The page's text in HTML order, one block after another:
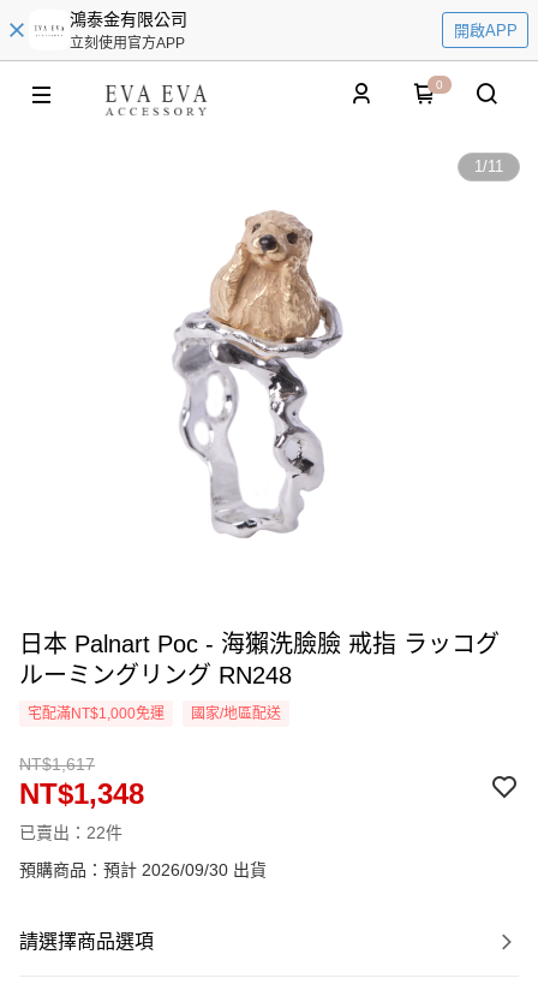
鴻泰金有限公司
立刻使用官方APP
開啟APP
0
1/11
日本 Palnart Poc - 海獺洗臉臉 戒指 ラッコグ
ルーミングリング RN248
宅配滿NT$1,000免運 國家/地區配送
NT$1,617
NT$1,348
已賣出：22件
預購商品：預計 2026/09/30 出貨
請選擇商品選項